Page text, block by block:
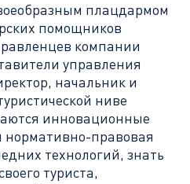
плацдармом
помощников
компании
управления
начальник и
ниве
инновационные
нормативно-правовая
технологий, знать
туриста,